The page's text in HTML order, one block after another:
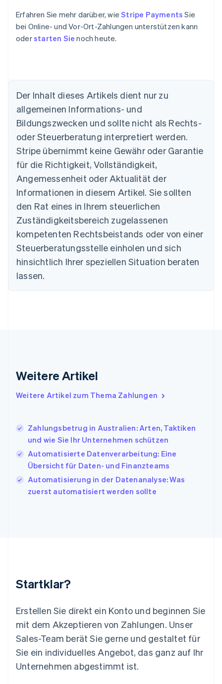
Erfahren Sie mehr darüber, wieStripe Payments Sie
bei Online- und Vor-Ort-Zahlungen unterstützen kann
oderstarten Sie noch heute.
Der Inhalt dieses Artikels dient nur zu
allgemeinen Informations- und
Bildungszwecken und sollte nicht als Rechts-
oder Steuerberatung interpretiert werden.
Stripe übernimmt keine Gewähr oder Garantie
für die Richtigkeit, Vollständigkeit,
Angemessenheit oder Aktualität der
Informationen in diesem Artikel. Sie sollten
den Rat eines in Ihrem steuerlichen
Zuständigkeitsbereich zugelassenen
kompetenten Rechtsbeistands oder von einer
Steuerberatungsstelle einholen und sich
hinsichtlich Ihrer speziellen Situation beraten
lassen.
Weitere Artikel
Weitere Artikel zum Thema Zahlungen
Zahlungsbetrug in Australien: Arten, Taktiken
und wie Sie Ihr Unternehmen schützen
Automatisierte Datenverarbeitung: Eine
Übersicht für Daten- und Finanzteams
Automatisierung in der Datenanalyse: Was
zuerst automatisiert werden sollte
Startklar?
Erstellen Sie direkt ein Konto und beginnen Sie
mit dem Akzeptieren von Zahlungen. Unser
Sales-Team berät Sie gerne und gestaltet für
Sie ein individuelles Angebot, das ganz auf Ihr
Unternehmen abgestimmt ist.
Australien
English
Belgien
Brasilien
PortuguêsEnglish
Bulgarien
English
Dänemark
English
DeutschEnglish
Estland
English
Festlandchina
简体中文English
Finnland
Frankreich
FrançaisEnglish
English
Italien
Italiano English
English Français
Kroatien
EnglishItaliano
Lettland
Liechtenstein
DeutschEnglish
Mexiko
English
Niederlande
Nederlands English
Norwegen
English
Österreich